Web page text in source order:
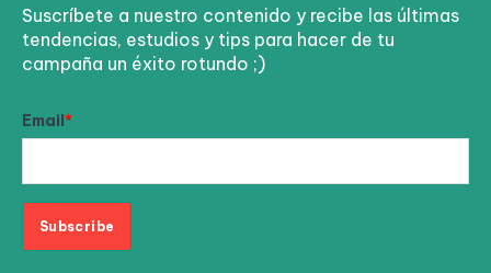
Suscríbete a nuestro contenido y recibe las últimas
tendencias, estudios y tips para hacer de tu
campaña un éxito rotundo ;)
Email*